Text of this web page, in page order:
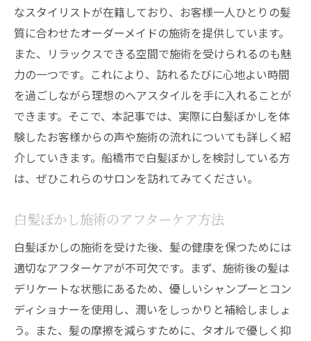
なスタイリストが在籍しており、お客様一人ひとりの髪
質に合わせたオーダーメイドの施術を提供しています。
また、リラックスできる空間で施術を受けられるのも魅
力の一つです。これにより、訪れるたびに心地よい時間
を過ごしながら理想のヘアスタイルを手に入れることが
できます。そこで、本記事では、実際に白髪ぼかしを体
験したお客様からの声や施術の流れについても詳しく紹
介していきます。船橋市で白髪ぼかしを検討している方
は、ぜひこれらのサロンを訪れてみてください。
白髪ぼかし施術のアフターケア方法
白髪ぼかしの施術を受けた後、髪の健康を保つためには
適切なアフターケアが不可欠です。まず、施術後の髪は
デリケートな状態にあるため、優しいシャンプーとコン
ディショナーを使用し、潤いをしっかりと補給しましょ
う。また、髪の摩擦を減らすために、タオルで優しく抑